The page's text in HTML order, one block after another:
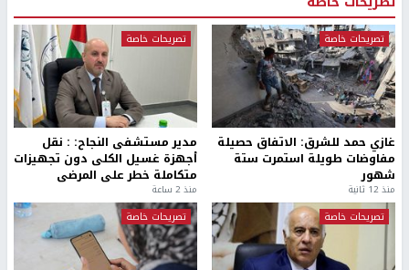
تصريحات خاصة
غازي حمد للشرق: الاتفاق حصيلة
مفاوضات طويلة استمرت ستة
شهور
منذ 12 ثانية
تصريحات خاصة
مدير مستشفى النجاح: : نقل
أجهزة غسيل الكلى دون تجهيزات
متكاملة خطر على المرضى
منذ 2 ساعة
تصريحات خاصة
تصريحات خاصة